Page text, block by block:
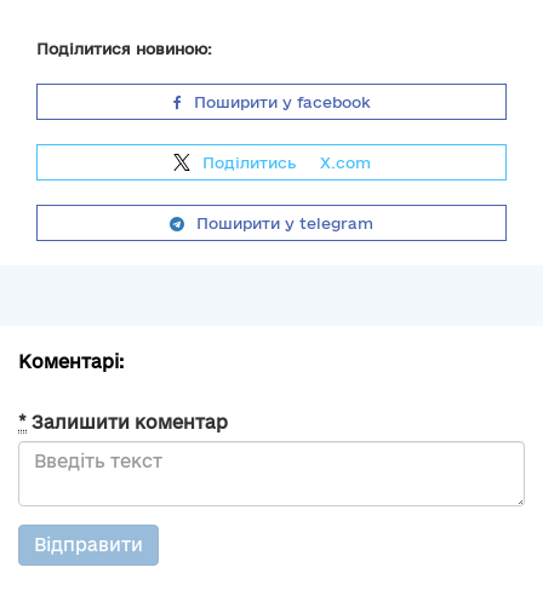
Поділитися новиною:
Поширити у facebook
Поділитись X.com
Поширити у telegram
Коментарі:
* Залишити коментар
Відправити